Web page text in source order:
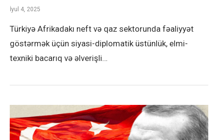
İyul 4, 2025
Türkiyə Afrikadakı neft və qaz sektorunda fəaliyyət
göstərmək üçün siyasi-diplomatik üstünlük, elmi-
texniki bacarıq və əlverişli…